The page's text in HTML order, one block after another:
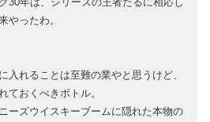
やったわ。
入れることは至難の業やと思うけど、
ておくべきボトル。
ーズウイスキーブームに隠れた本物の